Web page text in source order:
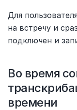
Для
на встречу и
подключен и
Во время
времени